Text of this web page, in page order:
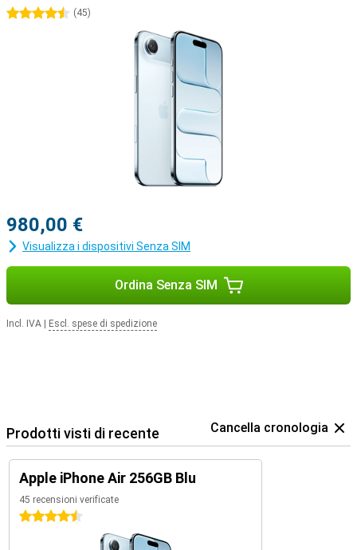
4.5 stelle
(45)
980,00 €
Visualizza i dispositivi Senza SIM
Ordina Senza SIM
Incl. IVA Escl. spese di spedizione
Prodotti visti di recente Cancella cronologia
Apple iPhone Air 256GB Blu
45 recensioni verificate
4.5 stelle